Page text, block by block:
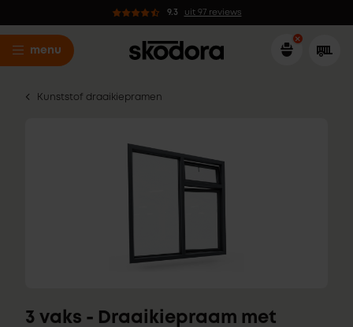
9.3 uit 97 reviews
menu
Kunststof draaikiepramen
3 vaks - Draaikiepraam met